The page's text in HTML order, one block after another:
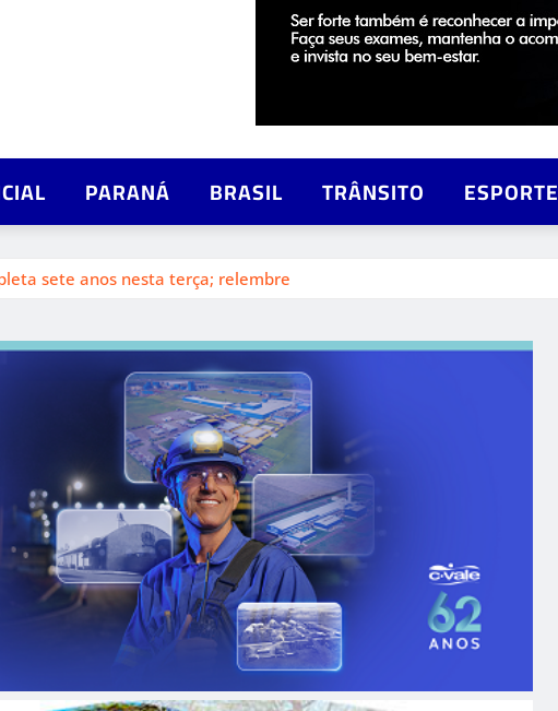
PARANÁ BRASIL TRÂNSITO ESPORTE
sete anos nesta terça; relembre